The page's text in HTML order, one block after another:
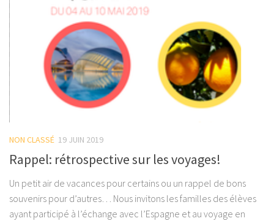
NON CLASSÉ 19 JUIN 2019
Rappel: rétrospective sur les voyages!
Un petit air de vacances pour certains ou un rappel de bons
souvenirs pour d’autres… Nous invitons les familles des élèves
ayant participé à l’échange avec l’Espagne et au voyage en